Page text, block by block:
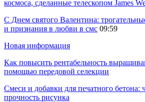
космоса, сделанные телескопом James
С Днем святого Валентина:
и признания в любви в смс 09:59
Новая информация
Как повысить рентабельность
помощью передовой селекции
Смеси и добавки для печатного бетона:
прочность рисунка